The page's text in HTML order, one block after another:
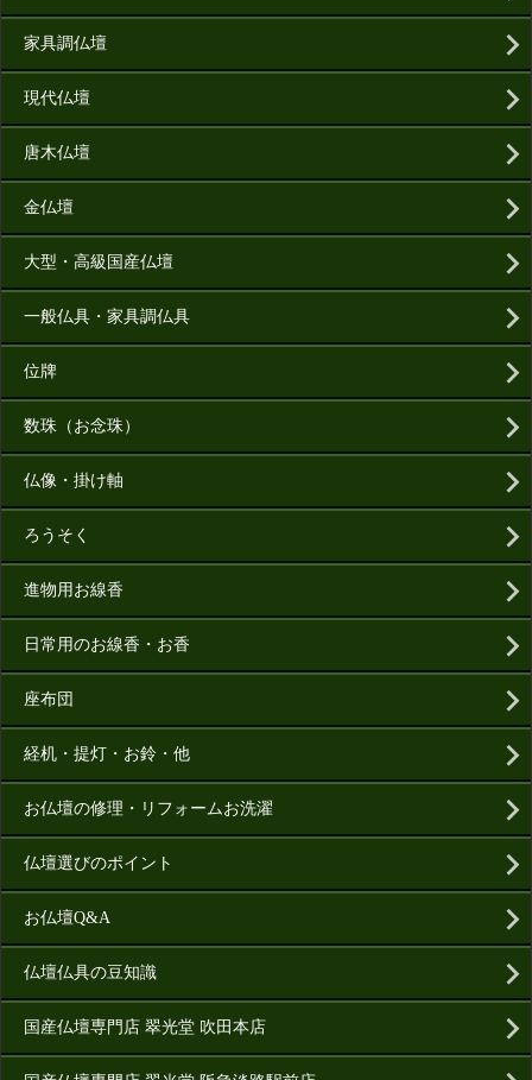
家具調仏壇
現代仏壇
唐木仏壇
金仏壇
大型・高級国産仏壇
一般仏具・家具調仏具
位牌
数珠（お念珠）
仏像・掛け軸
ろうそく
進物用お線香
日常用のお線香・お香
座布団
経机・提灯・お鈴・他
お仏壇の修理・リフォームお洗濯
仏壇選びのポイント
お仏壇Q&A
仏壇仏具の豆知識
国産仏壇専門店 翠光堂 吹田本店